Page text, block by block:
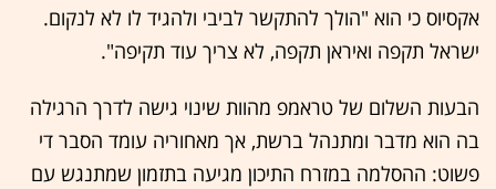
אקסיוס כי הוא "הולך להתקשר לביבי ולהגיד לו לא לנקום.
ישראל תקפה ואיראן תקפה, לא צריך עוד תקיפה".
הבעות השלום של טראמפ מהוות שינוי גישה לדרך הרגילה
בה הוא מדבר ומתנהל ברשת, אך מאחוריה עומד הסבר די
פשוט: ההסלמה במזרח התיכון מגיעה בתזמון שמתנגש עם